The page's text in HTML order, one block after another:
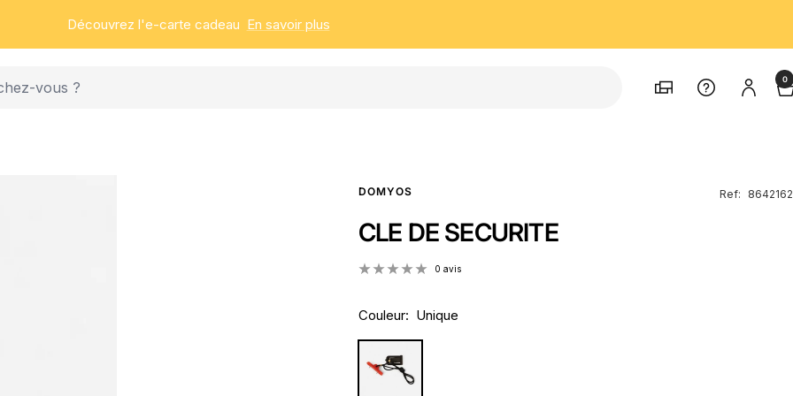
Découvrez l'e-carte cadeau En savoir plus
MagasinsSupport 0
DOMYOS
CLE DE SECURITE
0 avis
Ref: 8642162
Couleur: Unique